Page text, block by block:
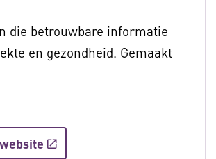
die betrouwbare informatie
en gezondheid. Gemaakt